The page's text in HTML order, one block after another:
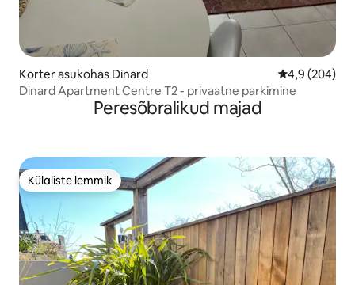
Korter asukohas Dinard Keskmine
4,9 (204)
Dinard Apartment Centre T2 - privaatne parkimine
Peresõbralikud majad
Külaliste lemmik
Külaliste lemmik